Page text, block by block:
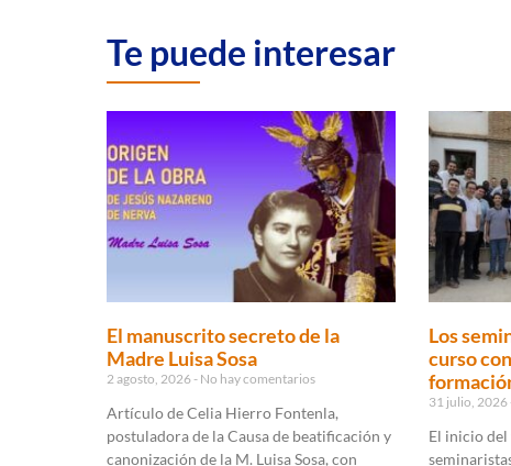
Te puede interesar
El manuscrito secreto de la
Madre Luisa Sosa
2 agosto, 2026 No hay comentarios
Artículo de Celia Hierro Fontenla,
postuladora de la Causa de beatificación y
canonización de la M. Luisa Sosa, con
Los
curso
31 julio, 2026
El inicio